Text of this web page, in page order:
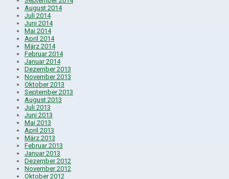
August 2014
Juli 2014
Juni 2014
Mai 2014
April 2014
März 2014
Februar 2014
Januar 2014
Dezember 2013
November 2013
Oktober 2013
September 2013
August 2013
Juli 2013
Juni 2013
Mai 2013
April 2013
März 2013
Februar 2013
Januar 2013
Dezember 2012
November 2012
Oktober 2012